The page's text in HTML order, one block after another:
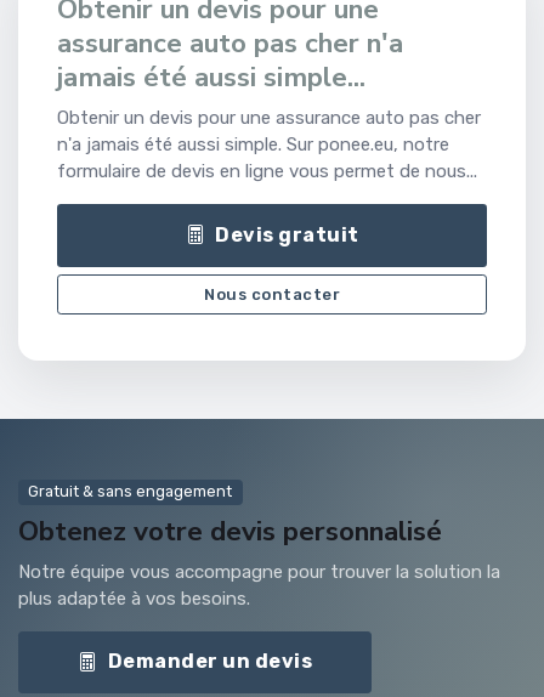
Obtenir un devis pour une
assurance auto pas cher n'a
jamais été aussi simple...
Obtenir un devis pour une assurance auto pas cher
n'a jamais été aussi simple. Sur ponee.eu, notre
formulaire de devis en ligne vous permet de nous...
Devis gratuit
Nous contacter
Gratuit & sans engagement
Obtenez votre devis personnalisé
Notre équipe vous accompagne pour trouver la solution la
plus adaptée à vos besoins.
Demander un devis